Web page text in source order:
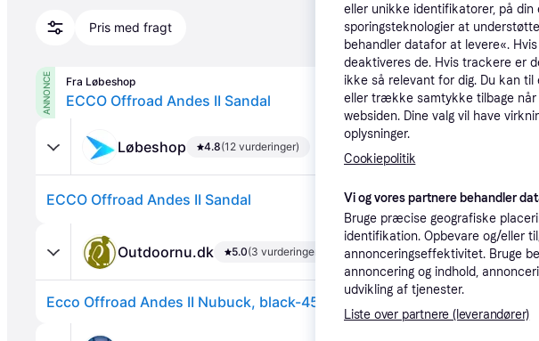
Pris med fragt
ANNONCE Fra Løbeshop
ECCO Offroad Andes II Sandal
Løbeshop 4.8(12 vurderinger)
ECCO Offroad Andes II Sandal
Outdoornu.dk 5.0(3 vurderinger)
Ecco Offroad Andes II Nubuck, black-45
eller unikke identifikatorer, på
sporingsteknologier at
behandler datafor at levere«.
deaktiveres de. Hvis trackere er
ikke så relevant for dig. Du kan
eller trække samtykke tilbage når
websiden. Dine valg vil have
oplysninger.
Cookiepolitik
Vi og vores partnere behandler
Bruge præcise geografiske
identifikation. Opbevare og/eller
annonceringseffektivitet. Bruge
annoncering og indhold,
udvikling af tjenester.
Liste over partnere (leverandører)